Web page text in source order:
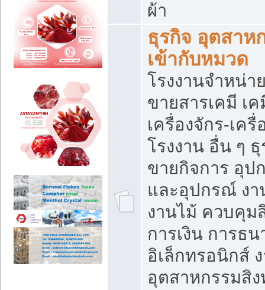
ผ้า
ธุรกิจ อุตสาห
เข้ากับหมวด
โรงงานจำหน่
ขายสารเคมี เ
เครื่องจักร-เค
โรงงาน อื่น ๆ
ขายกิจการ อุป
และอุปกรณ์ ง
งานไม้ ควบคุม
การเงิน การธ
อิเล็กทรอนิกส์
อุตสาหกรรมสิ